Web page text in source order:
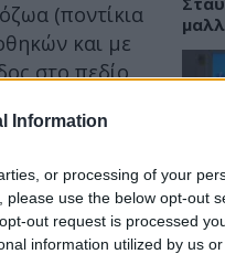
Information
or processing of your
use the below opt-out
out request is processed
information utilized by us
(ποντίκια
και με
στο πεδίο
Εθνικού
Χάο Γιαν,
«Nature